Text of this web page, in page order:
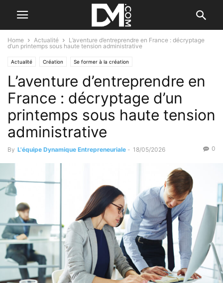
Home Actualité
L’aventure d’entreprendre en France : décryptage
d’un printemps sous haute tension administrative
Actualité Création Se former à la création
L’aventure d’entreprendre en
France : décryptage d’un
printemps sous haute tension
administrative
By L'équipe Dynamique Entrepreneuriale - 18/05/2026 0